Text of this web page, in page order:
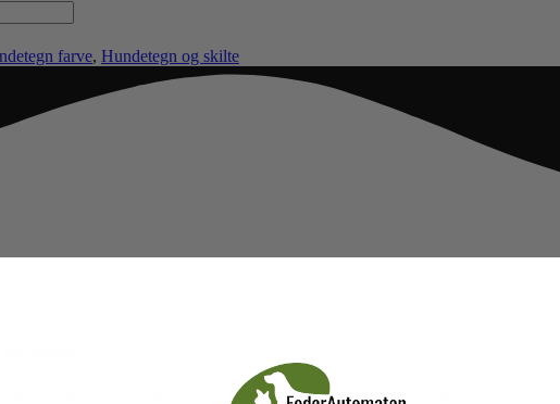
farve, Hundetegn og skilte
design.
på (så ikke 2 tegn er helt ens), der efter er de zink legeret og til sidst